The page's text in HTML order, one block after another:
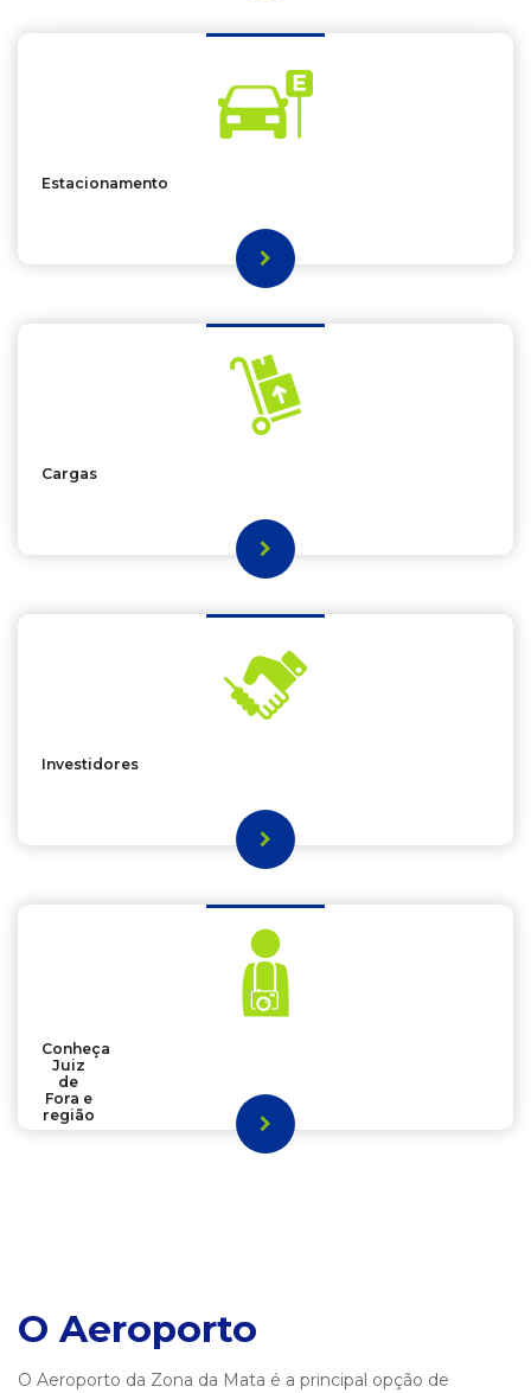
Estacionamento
Cargas
Investidores
Conheça
Juiz
de
Fora e
região
O Aeroporto
O Aeroporto da Zona da Mata é a principal opção de